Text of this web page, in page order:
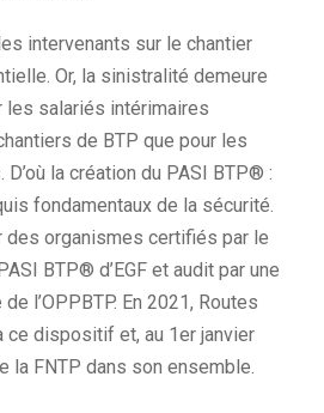
intervenants sur le chantier
Or, la sinistralité demeure
les salariés intérimaires
de BTP que pour les
la création du PASI BTP® :
fondamentaux de la sécurité.
des organismes certifiés par le
BTP® d’EGF et audit par une
l’OPPBTP. En 2021, Routes
ce dispositif et, au 1er janvier
la FNTP dans son ensemble.